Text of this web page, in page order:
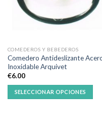
COMEDEROS Y BEBEDEROS
Comedero Antideslizante
Inoxidable Arquivet
€6.00
SELECCIONAR OPCIONES